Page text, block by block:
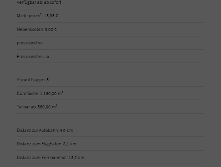
Verfügbar ab: ab sofort
Miete pro m²: 13,95 €
Nebenkosten: 3,00 €
provisionsfrei
Provisionsfrei: Ja
Anzahl Etagen: 5
Bürofläche: 1.160,00 m²
Teilbar ab: 560,00 m²
Distanz zur Autobahn: 4,0 km
Distanz zum Flughafen: 8,1 km
Distanz zum Fernbahnhof: 13,2 km